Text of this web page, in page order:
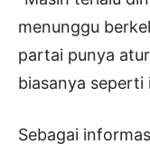
menunggu
partai punya
biasanya seperti
Sebagai